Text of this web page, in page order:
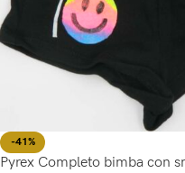
-41%
Pyrex Completo bimba con